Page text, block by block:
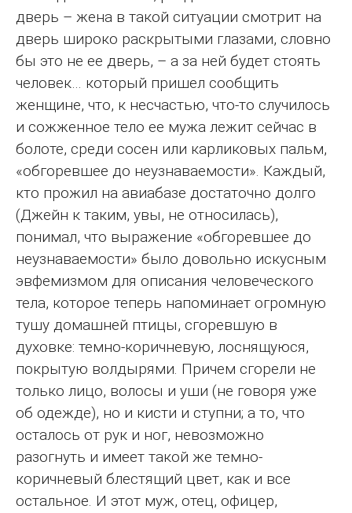
дверь – жена в такой ситуации смотрит на
дверь широко раскрытыми глазами, словно
бы это не ее дверь, – а за ней будет стоять
человек… который пришел сообщить
женщине, что, к несчастью, что-то случилось
и сожженное тело ее мужа лежит сейчас в
болоте, среди сосен или карликовых пальм,
«обгоревшее до неузнаваемости». Каждый,
кто прожил на авиабазе достаточно долго
(Джейн к таким, увы, не относилась),
понимал, что выражение «обгоревшее до
неузнаваемости» было довольно искусным
эвфемизмом для описания человеческого
тела, которое теперь напоминает огромную
тушу домашней птицы, сгоревшую в
духовке: темно-коричневую, лоснящуюся,
покрытую волдырями. Причем сгорели не
только лицо, волосы и уши (не говоря уже
об одежде), но и кисти и ступни; а то, что
осталось от рук и ног, невозможно
разогнуть и имеет такой же темно-
коричневый блестящий цвет, как и все
остальное. И этот муж, отец, офицер,